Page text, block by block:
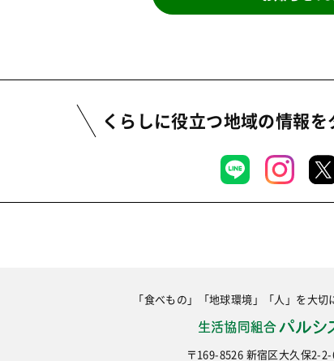
くらしに役立つ地域の情報を
「食べもの」「地球環境」「人」を大切
〒169-8526 新宿区大久保2-